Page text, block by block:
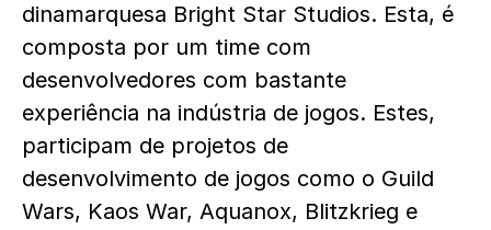
dinamarquesa Bright Star Studios. Esta, é
composta por um time com
desenvolvedores com bastante
experiência na indústria de jogos. Estes,
participam de projetos de
desenvolvimento de jogos como o Guild
Wars, Kaos War, Aquanox, Blitzkrieg e